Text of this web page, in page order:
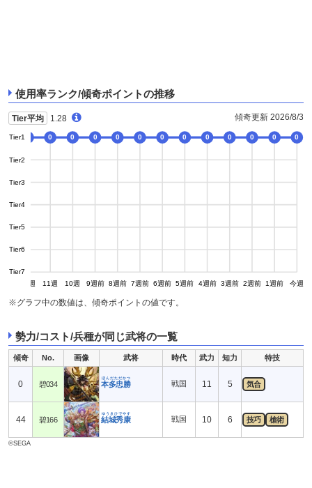
使用率ランク/傾奇ポイントの推移
Tier平均 1.28 傾奇更新 2026/8/3
Tier1
Tier2
Tier3
Tier4
Tier5
Tier6
Tier7
12週 11週 10週 9週前 8週前 7週前 6週前 5週前 4週前 3週前 2週前 1週前 今週
0 0 0 0 0 0 0 0 0 0 0 0
※グラフ中の数値は、傾奇ポイントの値です。
勢力/コスト/兵種が同じ武将の一覧
傾奇 No. 画像 武将 時代 武力 知力 特技
0 碧034 本多忠勝
ほんだただかつ
戦国 11 5 気合
44 碧166 結城秀康
ゆうきひでやす
戦国 10 6 技巧 槍術
©SEGA